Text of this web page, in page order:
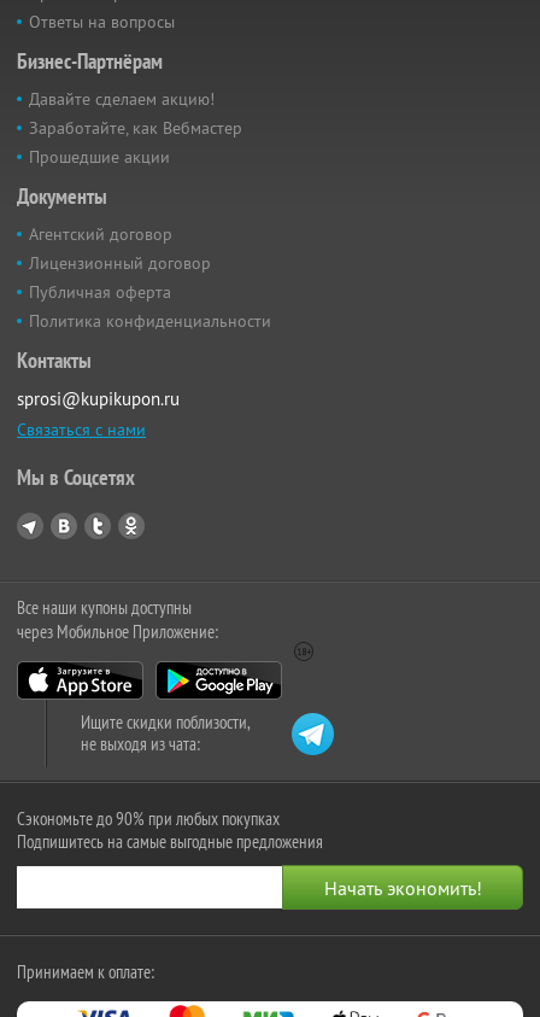
Ответы на вопросы
Бизнес-Партнёрам
Давайте сделаем акцию!
Заработайте, как Вебмастер
Прошедшие акции
Документы
Агентский договор
Лицензионный договор
Публичная оферта
Политика конфиденциальности
Контакты
sprosi@kupikupon.ru
Связаться с нами
Мы в Соцсетях
Все наши купоны доступны
через Мобильное Приложение:
Ищите скидки поблизости,
не выходя из чата:
Сэкономьте до 90% при любых покупках
Подпишитесь на самые выгодные предложения
Принимаем к оплате: